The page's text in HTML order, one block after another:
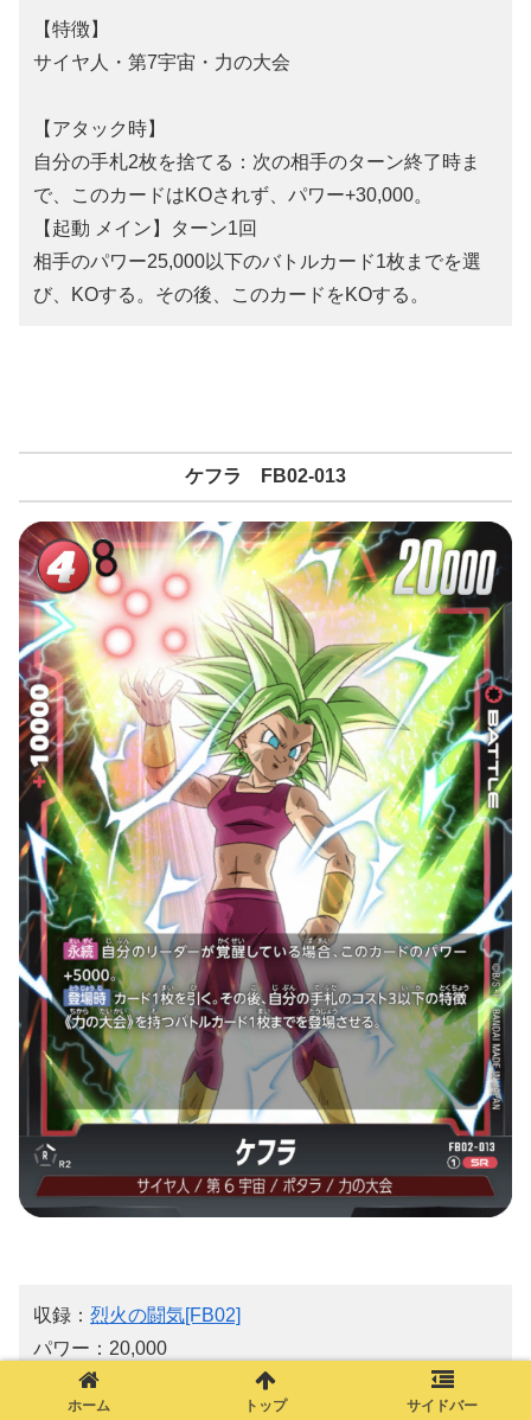
【特徴】
サイヤ人・第7宇宙・力の大会
【アタック時】
自分の手札2枚を捨てる：次の相手のターン終了時ま
で、このカードはKOされず、パワー+30,000。
【起動 メイン】ターン1回
相手のパワー25,000以下のバトルカード1枚までを選
び、KOする。その後、このカードをKOする。
ケフラ FB02-013
収録： 烈火の闘気[FB02]
パワー：20,000
コンボ：10,000
赤色：SR
ホーム トップ サイドバー